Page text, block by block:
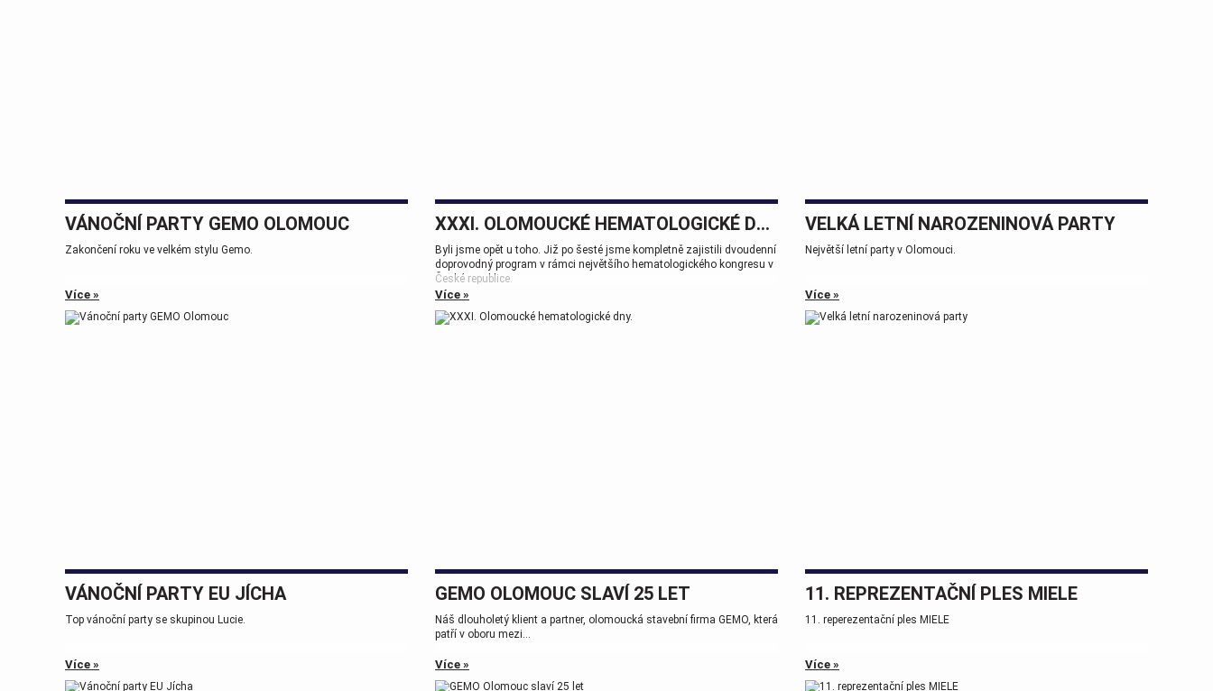
VÁNOČNÍ PARTY GEMO OLOMOUC
Zakončení roku ve velkém stylu Gemo.
Více »
XXXI. OLOMOUCKÉ HEMATOLOGICKÉ DNY.
Byli jsme opět u toho. Již po šesté jsme kompletně zajistili dvoudenní
doprovodný program v rámci největšího hematologického kongresu v
České republice.
Tak zase za rok na viděnou přátelé.
Více »
VELKÁ LETNÍ NAROZENINOVÁ PARTY
Největší letní party v Olomouci.
Více »
VÁNOČNÍ PARTY EU JÍCHA
Top vánoční party se skupinou Lucie.
Více »
GEMO OLOMOUC SLAVÍ 25 LET
Náš dlouholetý klient a partner, olomoucká stavební firma GEMO, která
patří v oboru mezi...
Více »
11. REPREZENTAČNÍ PLES MIELE
11. reperezentační ples MIELE
Více »